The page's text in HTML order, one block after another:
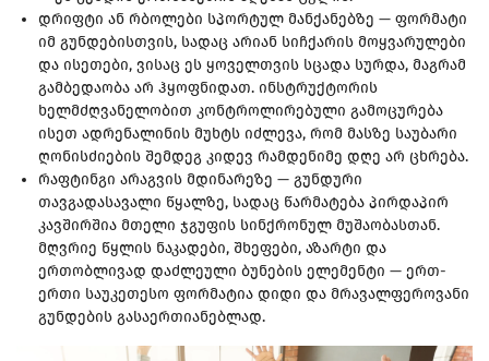
დრიფტი ან რბოლები სპორტულ მანქანებზე — ფორმატი
იმ გუნდებისთვის, სადაც არიან სიჩქარის მოყვარულები
და ისეთები, ვისაც ეს ყოველთვის სცადა სურდა, მაგრამ
გამბედაობა არ ჰყოფნიდათ. ინსტრუქტორის
ხელმძღვანელობით კონტროლირებული გამოცურება
ისეთ ადრენალინის მუხტს იძლევა, რომ მასზე საუბარი
ღონისძიების შემდეგ კიდევ რამდენიმე დღე არ ცხრება.
რაფტინგი არაგვის მდინარეზე — გუნდური
თავგადასავალი წყალზე, სადაც წარმატება პირდაპირ
კავშირშია მთელი ჯგუფის სინქრონულ მუშაობასთან.
მღვრიე წყლის ნაკადები, შხეფები, აზარტი და
ერთობლივად დაძლეული ბუნების ელემენტი — ერთ-
ერთი საუკეთესო ფორმატია დიდი და მრავალფეროვანი
გუნდების გასაერთიანებლად.